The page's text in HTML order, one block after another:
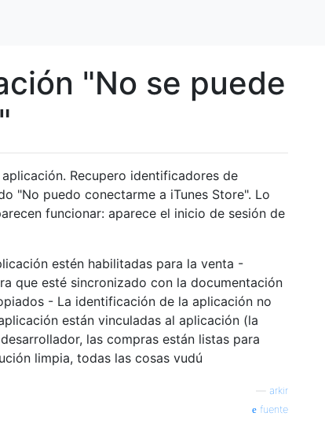
"No se puede
Recupero identificadores de
"No puedo conectarme a iTunes Store". Lo
funcionar: aparece el inicio de sesión de
estén habilitadas para la venta -
que esté sincronizado con la documentación
- La identificación de la aplicación no
están vinculadas al aplicación (la
las compras están listas para
limpia, todas las cosas vudú
arkir
fuente